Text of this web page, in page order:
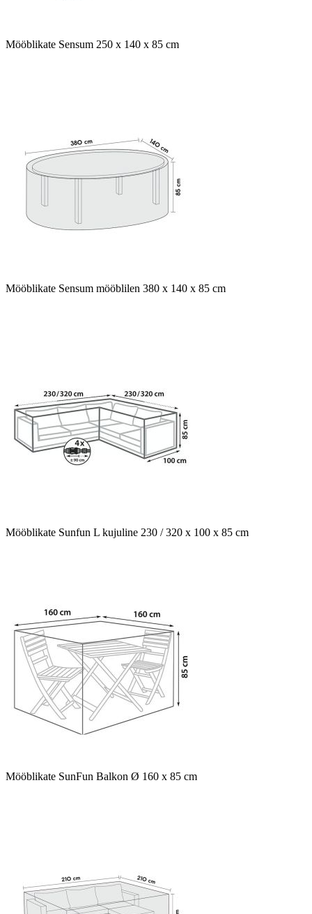
Mööblikate Sensum 250 x 140 x 85 cm
Mööblikate Sensum mööblilen 380 x 140 x 85 cm
Mööblikate Sunfun L kujuline 230 / 320 x 100 x 85 cm
Mööblikate SunFun Balkon Ø 160 x 85 cm